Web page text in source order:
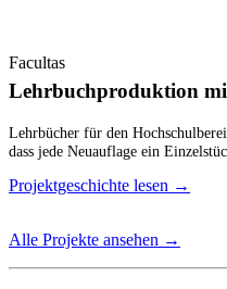
Facultas
Lehrbuchproduktion
Lehrbücher für den
dass jede Neuauflage ein
Projektgeschichte lesen →
Alle Projekte ansehen →